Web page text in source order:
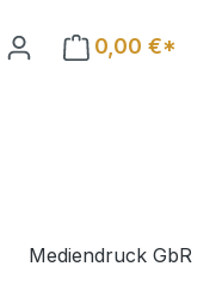
0,00 €*
Mediendruck GbR